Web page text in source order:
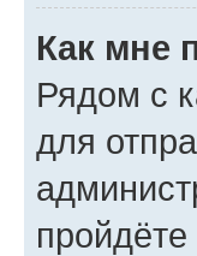
Как мне
Рядом с
для